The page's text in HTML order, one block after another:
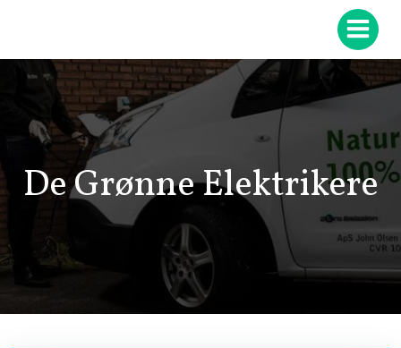
indhold
De Grønne Elektrikere